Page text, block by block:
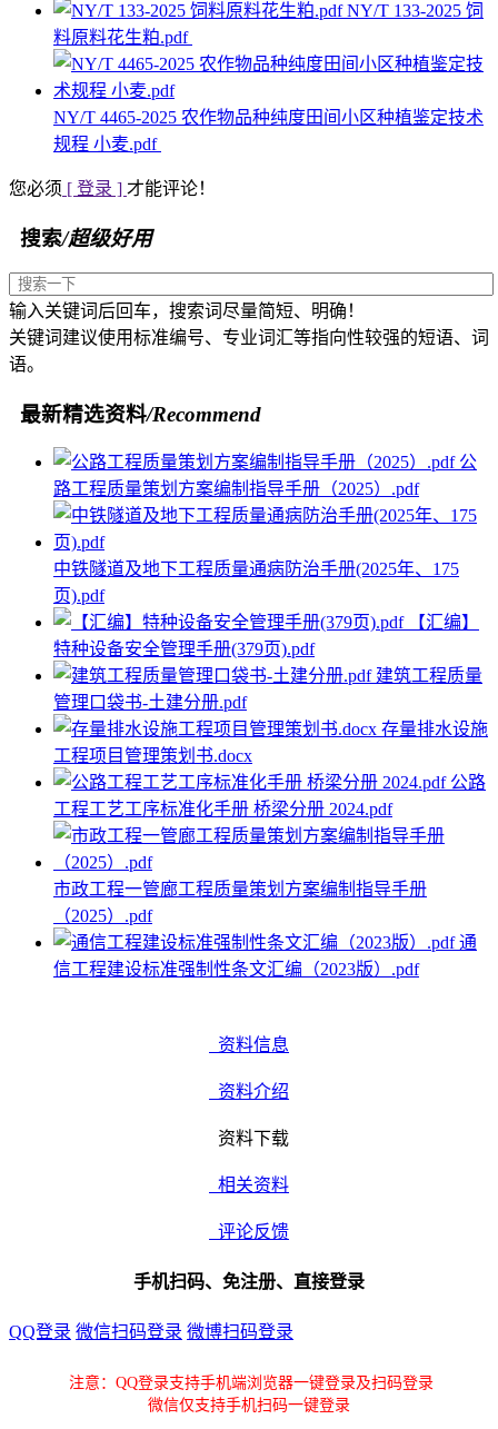
NY/T 133-2025 饲
料原料花生粕.pdf
NY/T 4465-2025 农作物品种纯度田间小区种植鉴定技术
规程 小麦.pdf
您必须 [ 登录 ] 才能评论！
搜索/超级好用
输入关键词后回车，搜索词尽量简短、明确！
关键词建议使用标准编号、专业词汇等指向性较强的短语、词
语。
最新精选资料/Recommend
公
路工程质量策划方案编制指导手册（2025）.pdf
中铁隧道及地下工程质量通病防治手册(2025年、175
页).pdf
【汇编】
特种设备安全管理手册(379页).pdf
建筑工程质量
管理口袋书-土建分册.pdf
存量排水设施
工程项目管理策划书.docx
公路
工程工艺工序标准化手册 桥梁分册 2024.pdf
市政工程一管廊工程质量策划方案编制指导手册
（2025）.pdf
通
信工程建设标准强制性条文汇编（2023版）.pdf
资料信息
资料介绍
资料下载
相关资料
评论反馈
手机扫码、免注册、直接登录
QQ登录 微信扫码登录 微博扫码登录
注意：QQ登录支持手机端浏览器一键登录及扫码登录
微信仅支持手机扫码一键登录